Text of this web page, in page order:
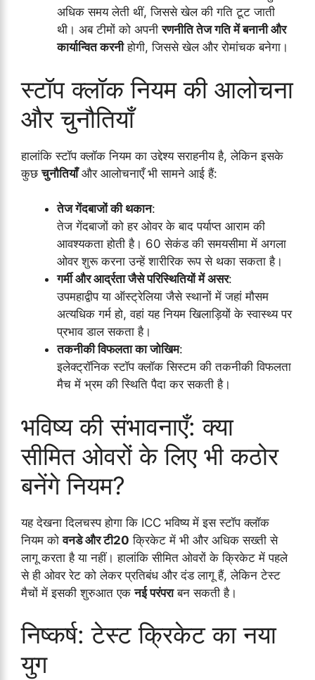
अधिक समय लेती थीं, जिससे खेल की गति टूट जाती
थी। अब टीमों को अपनीरणनीति तेज गति में बनानी और
कार्यान्वित करनीहोगी, जिससे खेल और रोमांचक बनेगा।
स्टॉप क्लॉक नियम की आलोचना
और चुनौतियाँ
हालांकि स्टॉप क्लॉक नियम का उद्देश्य सराहनीय है, लेकिन इसके
कुछचुनौतियाँऔर आलोचनाएँ भी सामने आई हैं:
तेज गेंदबाजों की थकान:
तेज गेंदबाजों को हर ओवर के बाद पर्याप्त आराम की
आवश्यकता होती है। 60 सेकंड की समयसीमा में अगला
ओवर शुरू करना उन्हें शारीरिक रूप से थका सकता है।
गर्मी और आर्द्रता जैसे परिस्थितियों में असर:
उपमहाद्वीप या ऑस्ट्रेलिया जैसे स्थानों में जहां मौसम
अत्यधिक गर्म हो, वहां यह नियम खिलाड़ियों के स्वास्थ्य पर
प्रभाव डाल सकता है।
तकनीकी विफलता का जोखिम:
इलेक्ट्रॉनिक स्टॉप क्लॉक सिस्टम की तकनीकी विफलता
मैच में भ्रम की स्थिति पैदा कर सकती है।
भविष्य की संभावनाएँ: क्या
सीमित ओवरों के लिए भी कठोर
बनेंगे नियम?
यह देखना दिलचस्प होगा कि ICC भविष्य में इस स्टॉप क्लॉक
नियम कोवनडे और टी20 क्रिकेट में भी और अधिक सख्ती से
लागू करता है या नहीं। हालांकि सीमित ओवरों के क्रिकेट में पहले
से ही ओवर रेट को लेकर प्रतिबंध और दंड लागू हैं, लेकिन टेस्ट
मैचों में इसकी शुरुआत एकनई परंपराबन सकती है।
निष्कर्ष: टेस्ट क्रिकेट का नया
युग